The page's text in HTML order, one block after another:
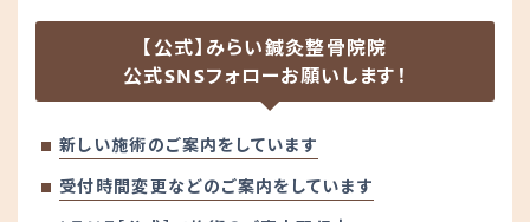
【公式】みらい鍼灸整骨院院
公式SNSフォローお願いします！
新しい施術のご案内をしています
受付時間変更などのご案内をしています